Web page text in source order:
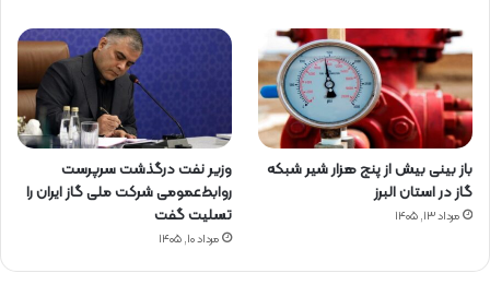
باز بینی بیش از پنج هزار شیر شبکه
گاز در استان البرز
مرداد ۱۳, ۱۴۰۵
وزیر نفت درگذشت سرپرست
روابط‌عمومی شرکت ملی گاز ایران را
تسلیت گفت
مرداد ۱۰, ۱۴۰۵